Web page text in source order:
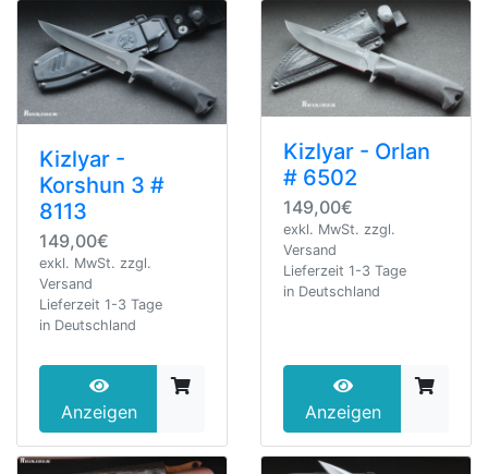
Kizlyar -
Korshun 3 #
8113
149,00€
exkl. MwSt. zzgl.
Versand
Lieferzeit 1-3 Tage
in Deutschland
Anzeigen
Kizlyar - Orlan
# 6502
149,00€
exkl. MwSt. zzgl.
Versand
Lieferzeit 1-3 Tage
in Deutschland
Anzeigen